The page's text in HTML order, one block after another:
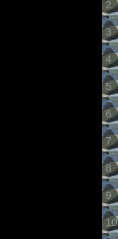
2
3
4
5
6
7
8
9
10